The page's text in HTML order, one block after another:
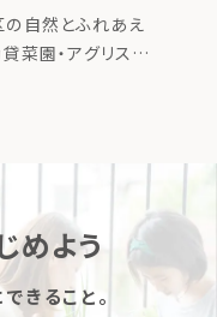
菜園で、あ
堆肥で野菜
自然とふれあえ
菜園・アグリス成
使い先を増やしたい
みたい方」、「親子で
し […]
めよう
きること。